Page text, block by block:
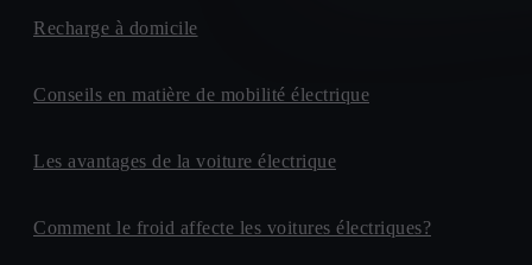
Recharge à domicile
Conseils en matière de mobilité électrique
Les avantages de la voiture électrique
Comment le froid affecte les voitures électriques?